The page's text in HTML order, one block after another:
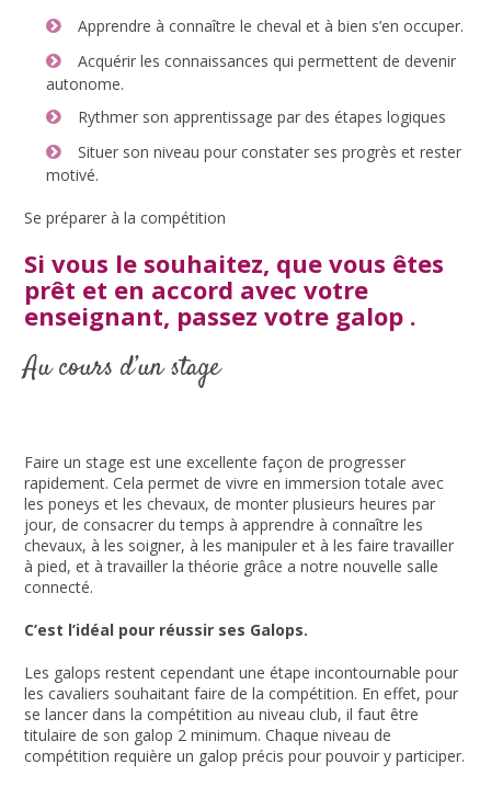
Apprendre à connaître le cheval et à bien s’en occuper.
Acquérir les connaissances qui permettent de devenir
autonome.
Rythmer son apprentissage par des étapes logiques
Situer son niveau pour constater ses progrès et rester
motivé.
Se préparer à la compétition
Si vous le souhaitez, que vous êtes
prêt et en accord avec votre
enseignant, passez votre galop .
Au cours d’un stage
Faire un stage est une excellente façon de progresser
rapidement. Cela permet de vivre en immersion totale avec
les poneys et les chevaux, de monter plusieurs heures par
jour, de consacrer du temps à apprendre à connaître les
chevaux, à les soigner, à les manipuler et à les faire travailler
à pied, et à travailler la théorie grâce a notre nouvelle salle
connecté.
C’est l’idéal pour réussir ses Galops.
Les galops restent cependant une étape incontournable pour
les cavaliers souhaitant faire de la compétition. En effet, pour
se lancer dans la compétition au niveau club, il faut être
titulaire de son galop 2 minimum. Chaque niveau de
compétition requière un galop précis pour pouvoir y participer.